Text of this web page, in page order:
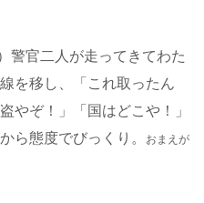
警官二人が走ってきてわた
を移し、「これ取ったん
やぞ！」「国はどこや！」
ら態度でびっくり。
おまえが